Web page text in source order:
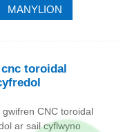
MANYLION
toroidal
CNC toroidal
ar sail cyflwyno